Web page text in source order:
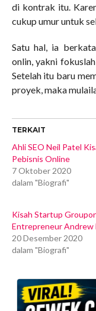
di kontrak itu.
cukup umur untuk
Satu hal, ia
onlin, yakni
Setelah itu baru
proyek, maka
TERKAIT
Ahli SEO Neil Patel
Pebisnis Online
7 Oktober 2020
dalam "Biografi"
Kisah Startup
Entrepreneur Andrew
20 Desember 2020
dalam "Biografi"